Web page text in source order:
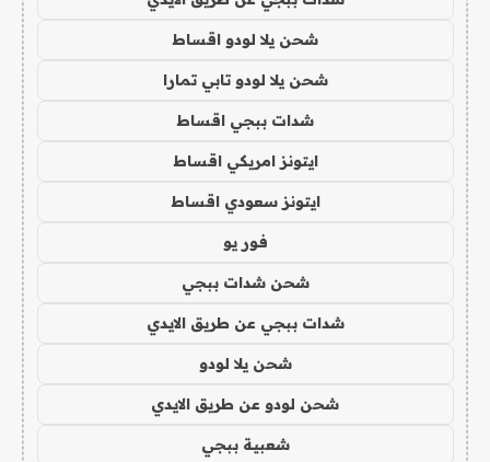
شحن يلا لودو اقساط
شحن يلا لودو تابي تمارا
شدات ببجي اقساط
ايتونز امريكي اقساط
ايتونز سعودي اقساط
فور يو
شحن شدات ببجي
شدات ببجي عن طريق الايدي
شحن يلا لودو
شحن لودو عن طريق الايدي
شعبية ببجي